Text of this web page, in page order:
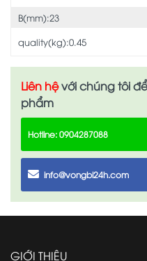
B(mm):23
quality(kg):0.45
Liên hệvới chúng tôi
phẩm
Hotline: 0904287088
info@vongbi24h.com
GIỚI THIỆU